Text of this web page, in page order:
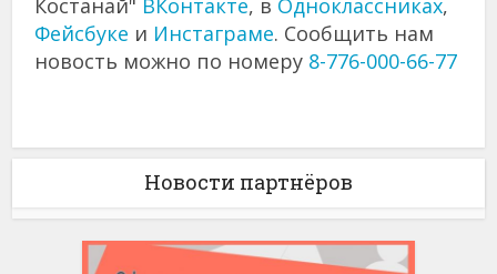
Костанай" ВКонтакте, в Одноклассниках,
Фейсбуке и Инстаграме. Сообщить нам
новость можно по номеру 8-776-000-66-77
Новости партнёров